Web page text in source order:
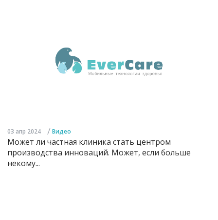
03 апр 2024 / Видео
Может ли частная клиника стать центром
производства инноваций. Может, если больше
некому...